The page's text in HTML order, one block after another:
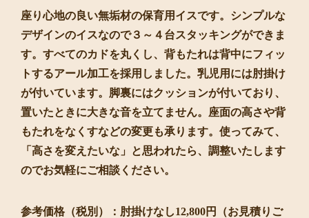
座り心地の良い無垢材の保育用イスです。シンプルな
デザインのイスなので３～４台スタッキングができま
す。すべてのカドを丸くし、背もたれは背中にフィッ
トするアール加工を採用しました。乳児用には肘掛け
が付いています。脚裏にはクッションが付いており、
置いたときに大きな音を立てません。座面の高さや背
もたれをなくすなどの変更も承ります。使ってみて、
「高さを変えたいな」と思われたら、調整いたします
のでお気軽にご相談ください。
参考価格（税別）：肘掛けなし12,800円（お見積りご